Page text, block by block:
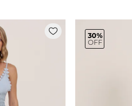
30%
OFF